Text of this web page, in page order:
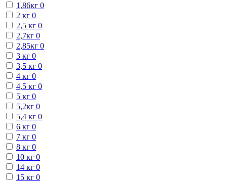
1,86кг 0
2 кг 0
2,5 кг 0
2,7кг 0
2,85кг 0
3 кг 0
3,5 кг 0
4 кг 0
4,5 кг 0
5 кг 0
5,2кг 0
5,4 кг 0
6 кг 0
7 кг 0
8 кг 0
10 кг 0
14 кг 0
15 кг 0